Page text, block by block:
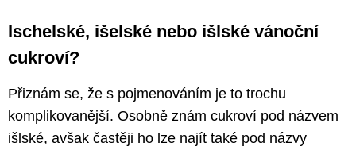
Ischelské, išelské nebo išlské vánoční
cukroví?
Přiznám se, že s pojmenováním je to trochu
komplikovanější. Osobně znám cukroví pod názvem
išlské, avšak častěji ho lze najít také pod názvy